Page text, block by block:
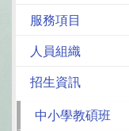
服務項目
人員組織
招生資訊
中小學教碩班